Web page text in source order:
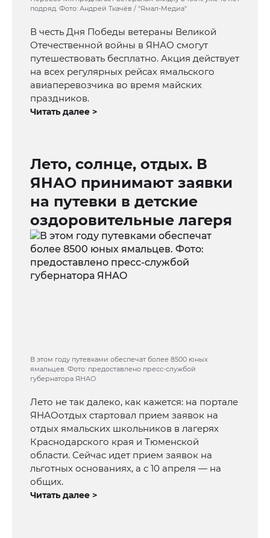
подряд. Фото: Андрей Ткачёв / "Ямал-Медиа"
В честь Дня Победы ветераны Великой
Отечественной войны в ЯНАО смогут
путешествовать бесплатно. Акция действует
на всех регулярных рейсах ямальского
авиаперевозчика во время майских
праздников.
Читать далее >
Лето, солнце, отдых. В
ЯНАО принимают заявки
на путевки в детские
оздоровительные лагеря
В этом году путевками обеспечат более 8500 юных
ямальцев. Фото: предоставлено пресс-службой
губернатора ЯНАО
Лето не так далеко, как кажется: на портале
ЯНАОотдых стартовал прием заявок на
отдых ямальских школьников в лагерях
Краснодарского края и Тюменской
области. Сейчас идет прием заявок на
льготных основаниях, а с 10 апреля — на
общих.
Читать далее >